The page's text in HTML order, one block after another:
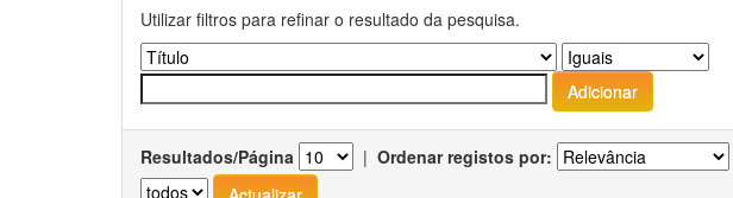
Utilizar filtros para refinar o resultado da pesquisa.
Resultados/Página | Ordenar registos por: